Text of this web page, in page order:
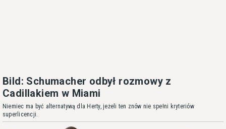
Bild: Schumacher odbył rozmowy z
Cadillakiem w Miami
Niemiec ma być alternatywą dla Herty, jeżeli ten znów nie spełni kryteriów
superlicencji.